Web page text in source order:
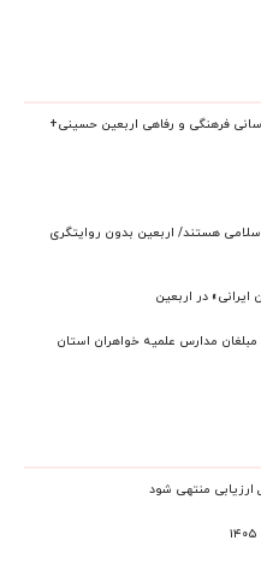
خدمت‌رسانی فرهنگی و رفاهی اربعین حسینی+
هستند/ اربعین بدون روایتگری
در اربعین
مدارس علمیه خواهران استان
ارزیابی منتهی شود